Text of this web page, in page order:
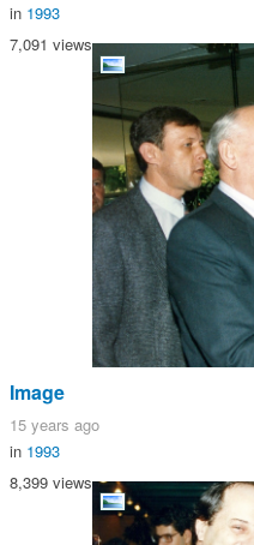
in 1993
7,091 views
Image
15 years ago
in 1993
8,399 views